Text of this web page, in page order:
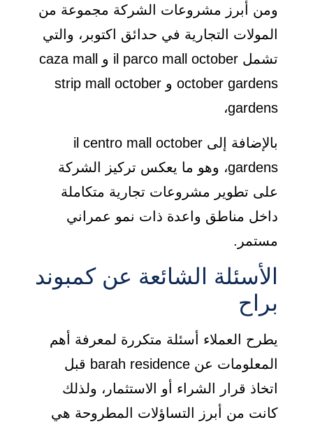
ومن أبرز مشروعات الشركة مجموعة من
المولات التجارية في حدائق اكتوبر، والتي
تشمل il parco mall october و caza mall
october gardens و strip mall october
gardens،
بالإضافة إلى il centro mall october
gardens، وهو ما يعكس تركيز الشركة
على تطوير مشروعات تجارية متكاملة
داخل مناطق واعدة ذات نمو عمراني
مستمر.
الأسئلة الشائعة عن كمبوند
براح
يطرح العملاء أسئلة متكررة لمعرفة أهم
المعلومات عن barah residence قبل
اتخاذ قرار الشراء أو الاستثمار، ولذلك
كانت من أبرز التساؤلات المطروحة هي